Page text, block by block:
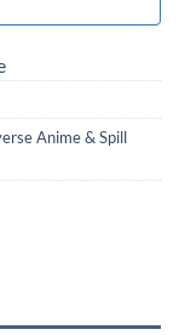
Anime & Spill